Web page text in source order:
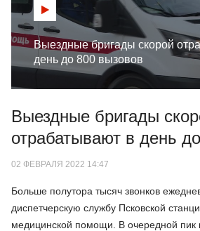
Выездные бригады скорой
день до 800 вызовов
Выездные бригады
отрабатывают в день
02 ФЕВРАЛЯ 2022 14:47
Больше полутора тысяч звонков
диспетчерскую службу Псковской
медицинской помощи. В очередной пик